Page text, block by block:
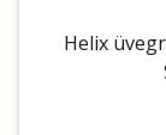
Helix